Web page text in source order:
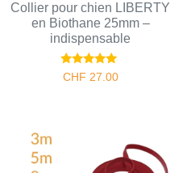
Collier pour chien LIBERTY
en Biothane 25mm –
indispensable
Note
5.00
CHF 27.00